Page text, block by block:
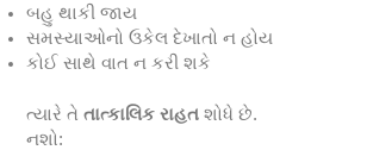
બહુ થાકી જાય
સમસ્યાઓનો ઉકેલ દેખાતો ન હોય
કોઈ સાથે વાત ન કરી શકે
ત્યારે તેતાત્કાલિક રાહત શોધે છે.
નશો: